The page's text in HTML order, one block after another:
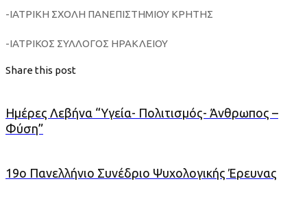
-ΙΑΤΡΙΚΗ ΣΧΟΛΗ ΠΑΝΕΠΙΣΤΗΜΙΟΥ ΚΡΗΤΗΣ
-ΙΑΤΡΙΚΟΣ ΣΥΛΛΟΓΟΣ ΗΡΑΚΛΕΙΟΥ
Share this post
Ημέρες Λεβήνα “Υγεία- Πολιτισμός- Άνθρωπος –
Φύση”
19ο Πανελλήνιο Συνέδριο Ψυχολογικής Έρευνας